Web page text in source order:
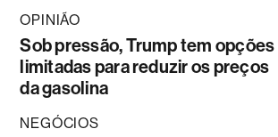
OPINIÃO
Sob pressão, Trump tem opções
limitadas para reduzir os preços
da gasolina
NEGÓCIOS